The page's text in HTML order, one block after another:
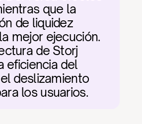
que la
de liquidez
mejor ejecución.
de Storj
eficiencia del
deslizamiento
los usuarios.